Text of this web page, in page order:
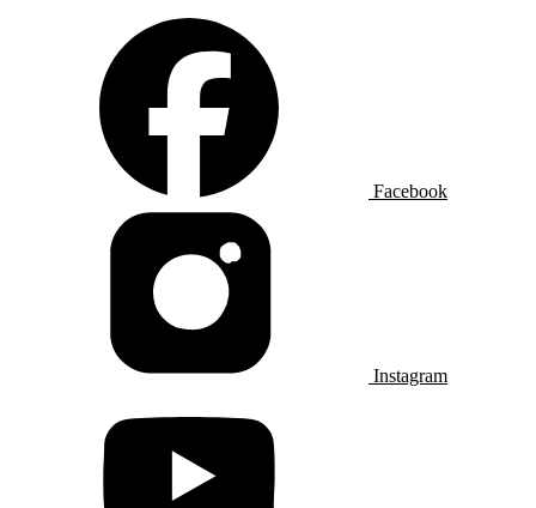
Facebook
Instagram